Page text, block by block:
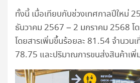
ทั้งนี้ เมื่อเทียบกับช่วงเทศกาลปีใหม่
ธันวาคม 2567 – 2 มกราคม 2568 โ
โดยสารเพิ่มขึ้นร้อยละ 81.54 จำนวน
78.75 และปริมาณการขนส่งสินค้าเ